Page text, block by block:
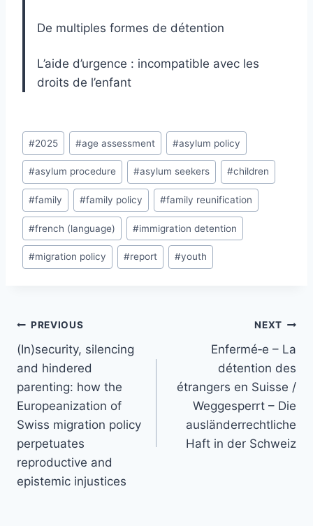
De multiples formes de détention
L’aide d’urgence : incompatible avec les
droits de l’enfant
Post
Tags:
#2025 #age assessment #asylum policy
#asylum procedure #asylum seekers #children
#family #family policy #family reunification
#french (language) #immigration detention
#migration policy #report #youth
Post
navigation
PREVIOUS
(In)security, silencing
and hindered
parenting: how the
Europeanization of
Swiss migration policy
perpetuates
reproductive and
epistemic injustices
NEXT
Enfermé‑e – La
détention des
étrangers en Suisse /
Weggesperrt – Die
ausländerrechtliche
Haft in der Schweiz